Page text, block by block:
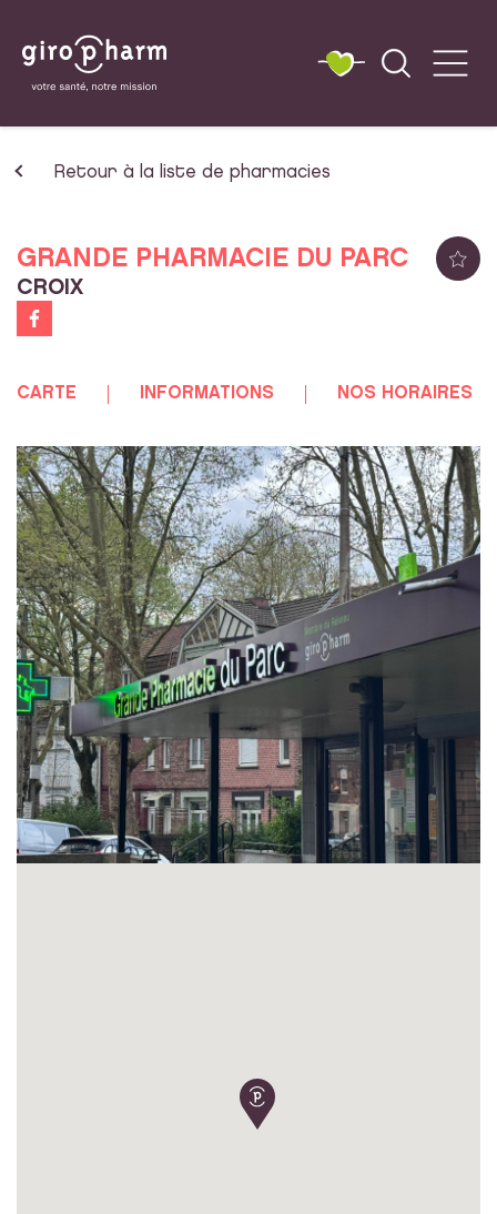
Retour à la liste de pharmacies
GRANDE PHARMACIE DU PARC
CROIX
CARTE INFORMATIONS NOS HORAIRES